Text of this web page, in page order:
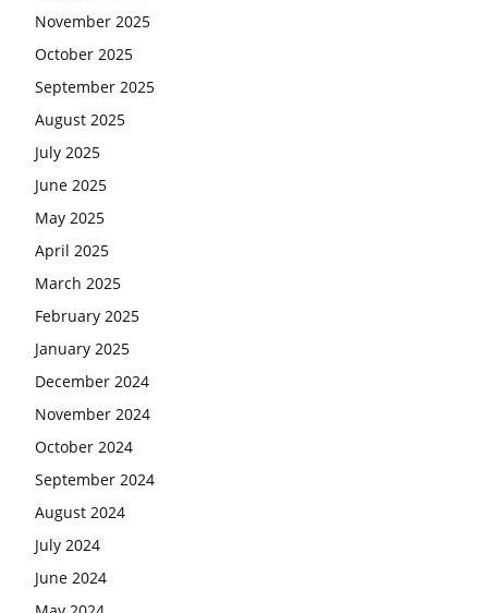
November 2025
October 2025
September 2025
August 2025
July 2025
June 2025
May 2025
April 2025
March 2025
February 2025
January 2025
December 2024
November 2024
October 2024
September 2024
August 2024
July 2024
June 2024